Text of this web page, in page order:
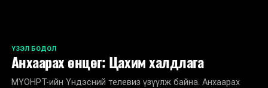
ҮЗЭЛ БОДОЛ
Анхаарах өнцөг: Цахим халдлага
МҮОНРТ-ийн Үндэсний телевиз үзүүлж байна. Анхаарах